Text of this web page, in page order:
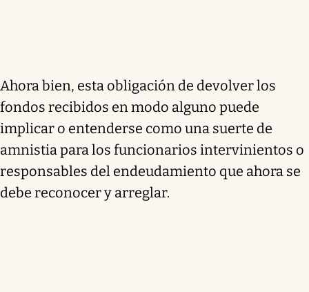
Ahora bien, esta obligación de devolver los
fondos recibidos en modo alguno puede
implicar o entenderse como una suerte de
amnistia para los funcionarios intervinientos o
responsables del endeudamiento que ahora se
debe reconocer y arreglar.